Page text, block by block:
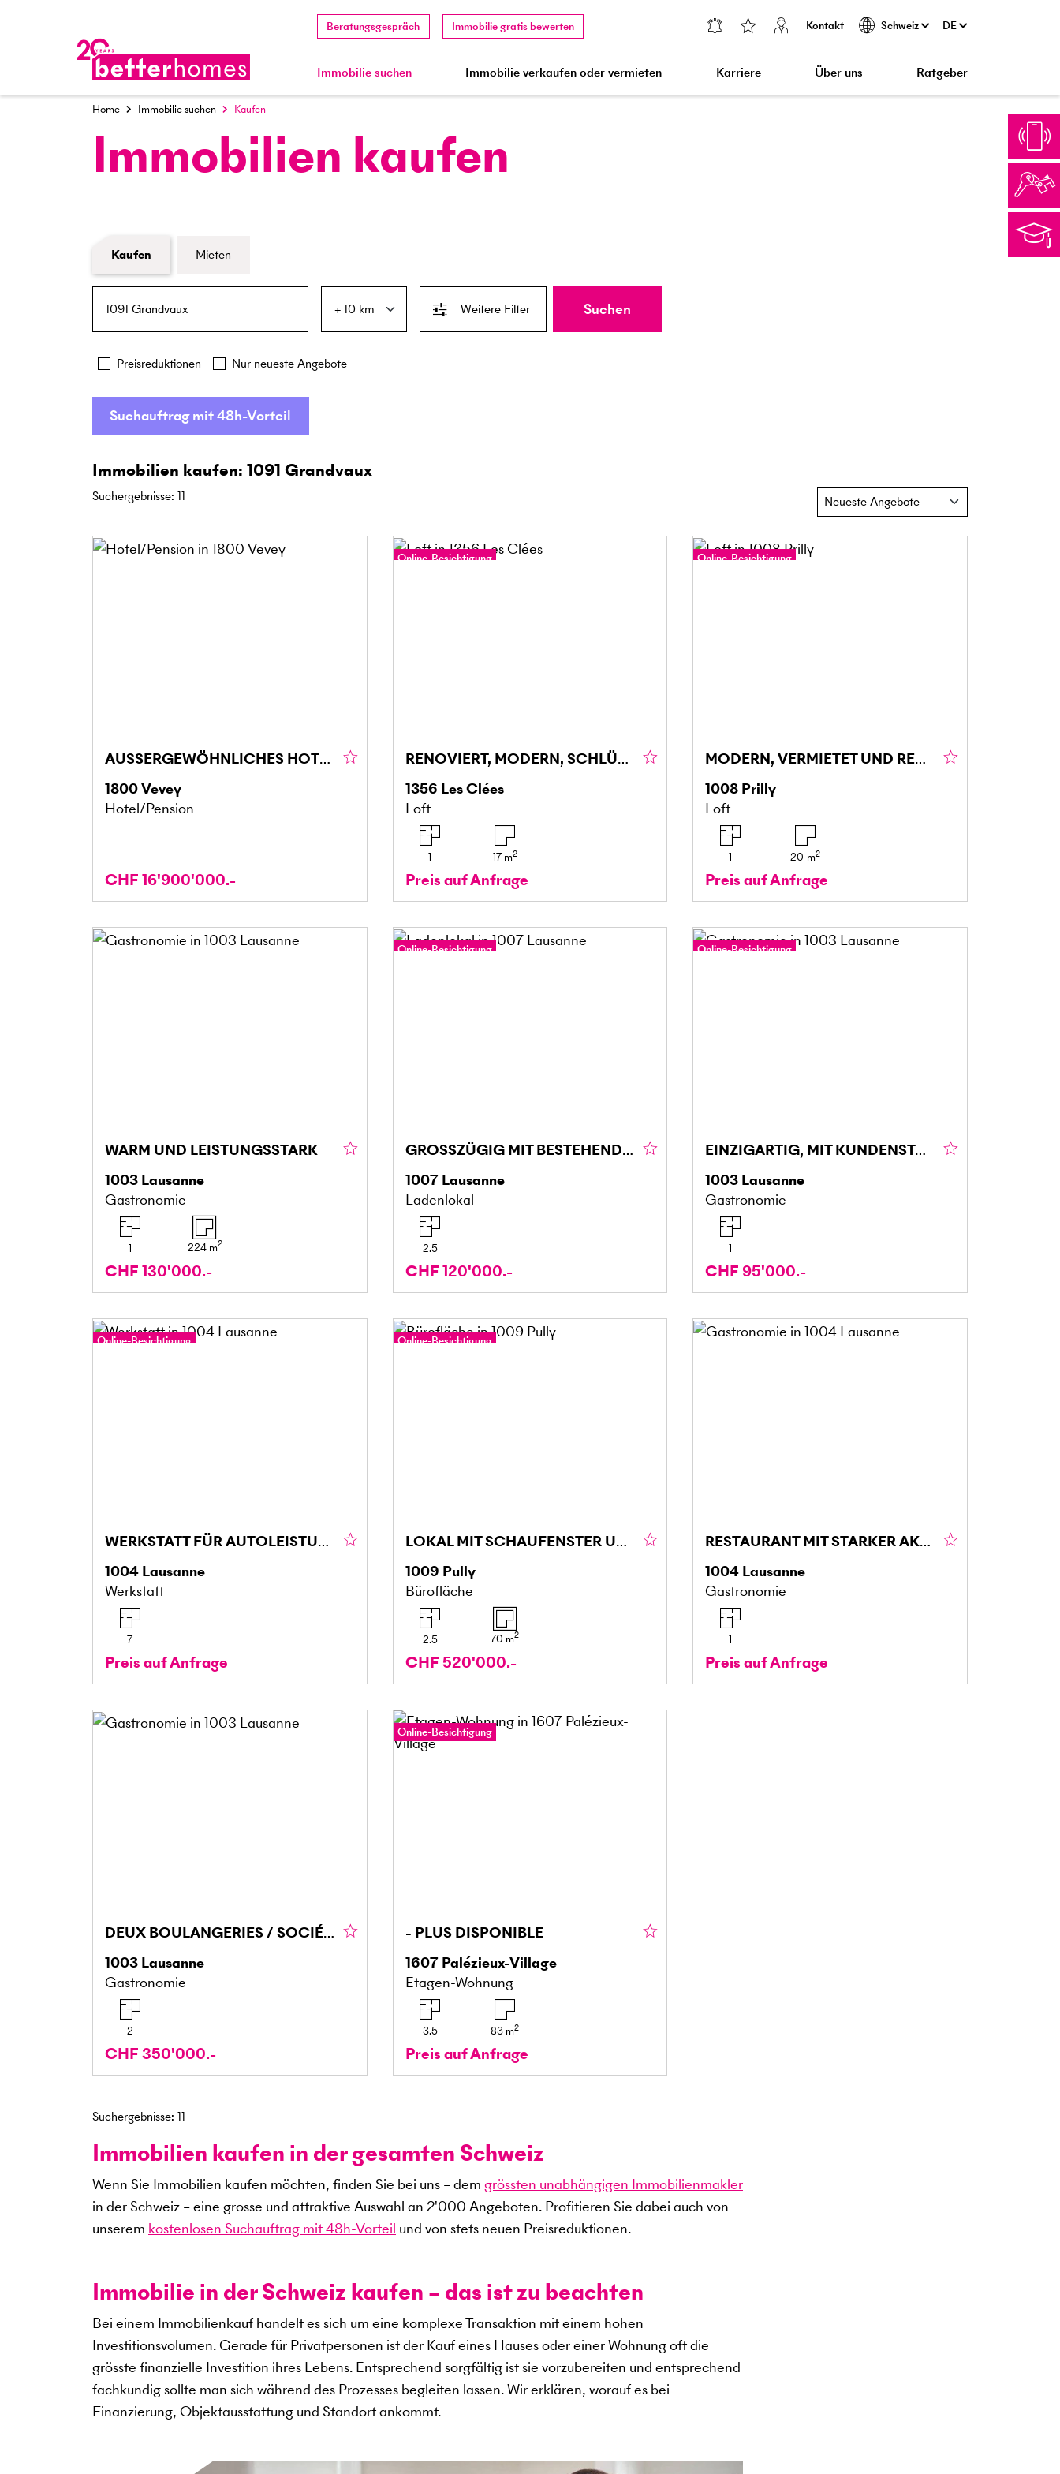
Beratungsgespräch Immobilie gratis bewerten Kontakt Schweiz DE
Immobilie suchen Immobilie verkaufen oder vermieten Karriere Über uns Ratgeber
Home Immobilie suchen Kaufen
Immobilien kaufen
Formular Immobiliensuche
Kaufen
Mieten
Weitere Filter
Preisreduktionen Nur neueste Angebote
Suchen
Suchauftrag mit 48h-Vorteil
Immobilien kaufen: 1091 Grandvaux
Suchergebnisse: 11
AUSSERGEWÖHNLICHES HOTEL AN DER RIVIERA
1800Vevey
Hotel/Pension
CHF 16'900'000.-
Online-Besichtigung
RENOVIERT, MODERN, SCHLÜSSELFERTIG!
1356 Les Clées
Loft
1 17 m2
Preis auf Anfrage
Online-Besichtigung
MODERN, VERMIETET UND RENDITESTARK
1008 Prilly
Loft
1 20 m2
Preis auf Anfrage
WARM UND LEISTUNGSSTARK
1003 Lausanne
Gastronomie
1 224 m2
CHF 130'000.-
Online-Besichtigung
GROSSZÜGIG MIT BESTEHENDEM KUNDENSTAMM
1007 Lausanne
Ladenlokal
2.5
CHF 120'000.-
Online-Besichtigung
EINZIGARTIG, MIT KUNDENSTAMM
1003 Lausanne
Gastronomie
1
CHF 95'000.-
Online-Besichtigung
WERKSTATT FÜR AUTOLEISTUNGSPRÜFSTÄNDE
1004 Lausanne
Werkstatt
7
Preis auf Anfrage
Online-Besichtigung
LOKAL MIT SCHAUFENSTER UND DOPPELGARAGE
1009 Pully
Bürofläche
2.5 70 m2
CHF 520'000.-
RESTAURANT MIT STARKER AKTIVITÄT ZU ÜBERGEBEN
1004 Lausanne
Gastronomie
1
Preis auf Anfrage
DEUX BOULANGERIES / SOCIÉTÉ AVEC BON C.A.
1003 Lausanne
Gastronomie
2
CHF 350'000.-
Online-Besichtigung
- PLUS DISPONIBLE
1607 Palézieux-Village
Etagen-Wohnung
3.5 83 m2
Preis auf Anfrage
Suchergebnisse: 11
Immobilien kaufen in der gesamten Schweiz
Wenn Sie Immobilien kaufen möchten, finden Sie bei uns – dem grössten unabhängigen Immobilienmakler
in der Schweiz – eine grosse und attraktive Auswahl an 2'000 Angeboten. Profitieren Sie dabei auch von
unserem kostenlosen Suchauftrag mit 48h-Vorteil und von stets neuen Preisreduktionen.
Immobilie in der Schweiz kaufen – das ist zu beachten
Bei einem Immobilienkauf handelt es sich um eine komplexe Transaktion mit einem hohen
Investitionsvolumen. Gerade für Privatpersonen ist der Kauf eines Hauses oder einer Wohnung oft die
grösste finanzielle Investition ihres Lebens. Entsprechend sorgfältig ist sie vorzubereiten und entsprechend
fachkundig sollte man sich während des Prozesses begleiten lassen. Wir erklären, worauf es bei
Finanzierung, Objektausstattung und Standort ankommt.